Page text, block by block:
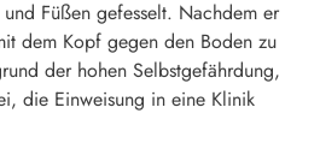
Füßen gefesselt. Nachdem er
dem Kopf gegen den Boden zu
der hohen Selbstgefährdung,
die Einweisung in eine Klinik